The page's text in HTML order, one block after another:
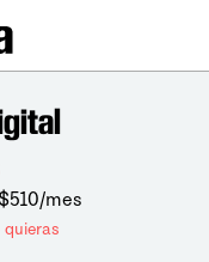
mes